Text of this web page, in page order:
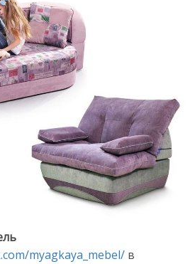
myagkaya_mebel/ в